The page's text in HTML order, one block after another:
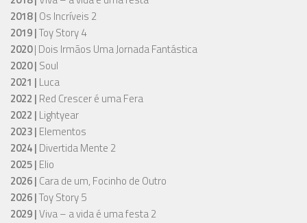
2018 | Os Incríveis 2
2019 |Toy Story 4
2020| Dois Irmãos Uma Jornada Fantástica
2020 | Soul
2021 | Luca
2022 | Red Crescer é uma Fera
2022 | Lightyear
2023 | Elementos
2024 | Divertida Mente 2
2025 | Elio
2026 | Cara de um, Focinho de Outro
2026 |Toy Story 5
2029 |Viva – a vida é uma festa 2